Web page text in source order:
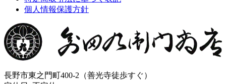
個人情報保護方針
長野市東之門町400-2（善光寺徒歩すぐ）